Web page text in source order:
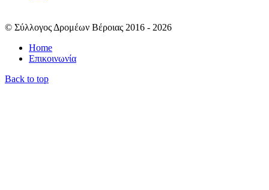
© Σύλλογος Δρομέων Βέροιας 2016 - 2026
Home
Επικοινωνία
Back to top